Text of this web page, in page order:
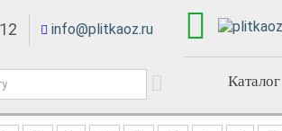
info@plitkaoz.ru
Каталог